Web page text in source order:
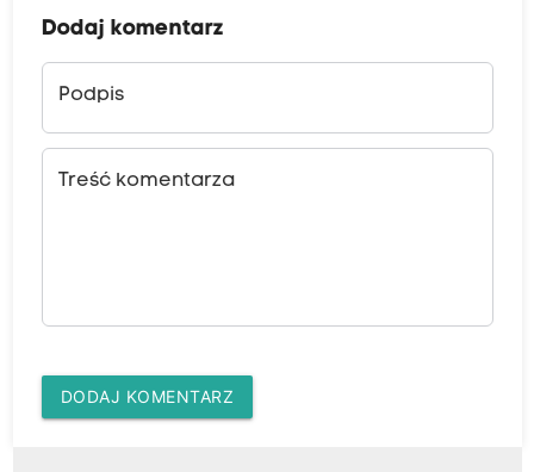
Dodaj komentarz
Podpis
Treść komentarza
DODAJ KOMENTARZ